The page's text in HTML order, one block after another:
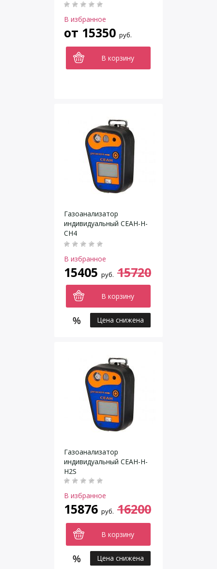
В избранное
от 15350 руб.
В корзину
Газоанализатор
индивидуальный СЕАН-Н-
CH4
(термокаталитический
В избранное
15405 руб. 15720
В корзину
Цена снижена
Газоанализатор
индивидуальный СЕАН-Н-
H2S
В избранное
15876 руб. 16200
В корзину
Цена снижена